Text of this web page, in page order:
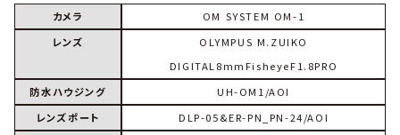
カメラ
OM SYSTEM OM-1
レンズ
OLYMPUS M.ZUIKO
DIGITAL8mmFisheyeF1.8PRO
防水ハウジング
UH-OM1/AOI
レンズポート
DLP-05&ER-PN_PN-24/AOI